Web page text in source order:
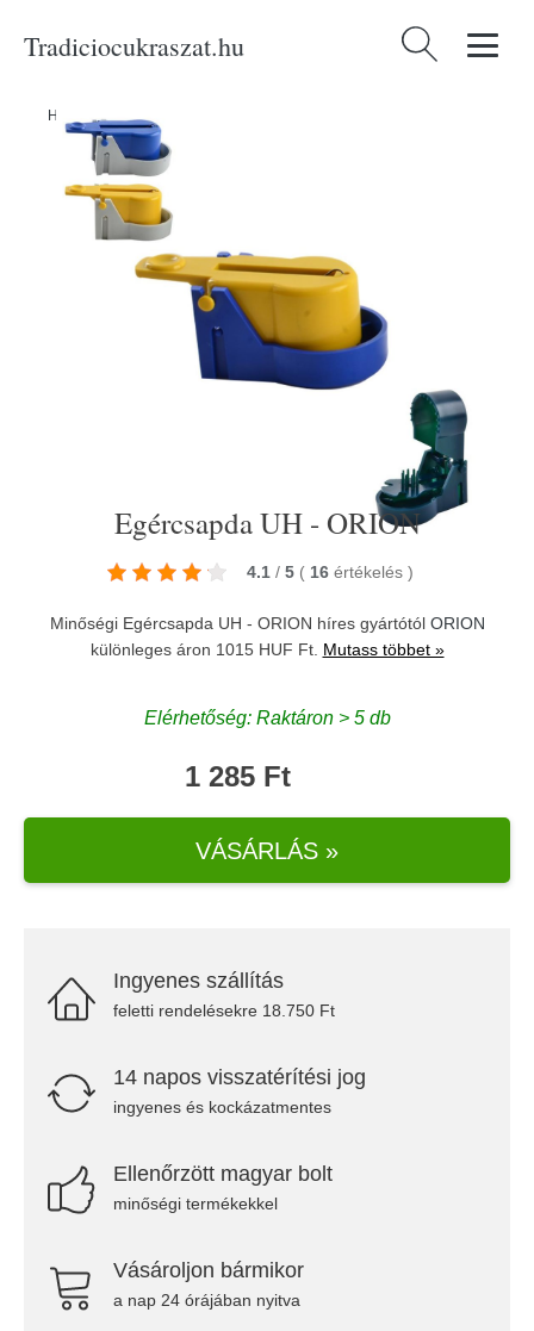
Tradiciocukraszat.hu Keresés:
Home / Produkty
Egércsapda UH - ORION
4.1 / 5 ( 16 értékelés )
Minőségi Egércsapda UH - ORION híres gyártótól ORION
különleges áron 1015 HUF Ft. Mutass többet »
Elérhetőség: Raktáron > 5 db
1 285 Ft
VÁSÁRLÁS »
Ingyenes szállítás
feletti rendelésekre 18.750 Ft
14 napos visszatérítési jog
ingyenes és kockázatmentes
Ellenőrzött magyar bolt
minőségi termékekkel
Vásároljon bármikor
a nap 24 órájában nyitva